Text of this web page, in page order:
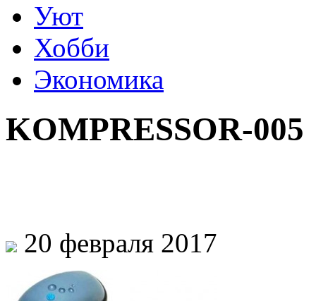
Уют
Хобби
Экономика
KOMPRESSOR-005
20 февраля 2017